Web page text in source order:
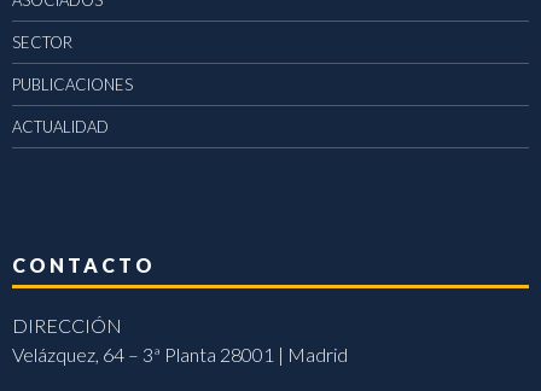
SECTOR
PUBLICACIONES
ACTUALIDAD
CONTACTO
DIRECCIÓN
Velázquez, 64 – 3ª Planta 28001 | Madrid